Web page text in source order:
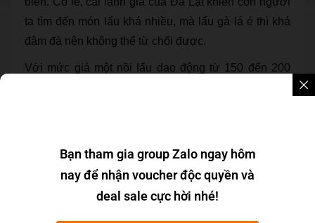
ta tìm đến món lẩu khá nhiều, mà lẩu gà lá é thì khá
đậm đà nên không thể từ chối được.
Với mức giá một nồi lẩu dao động từ 150 đến 200
Bạn tham gia group Zalo ngay hôm
nay để nhận voucher độc quyền và
deal sale cực hời nhé!